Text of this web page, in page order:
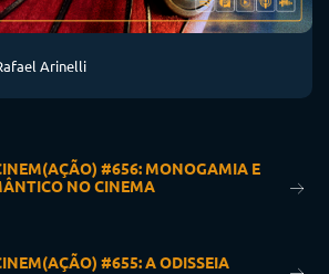
Arinelli
#656: MONOGAMIA E
NO CINEMA
#655: A ODISSEIA